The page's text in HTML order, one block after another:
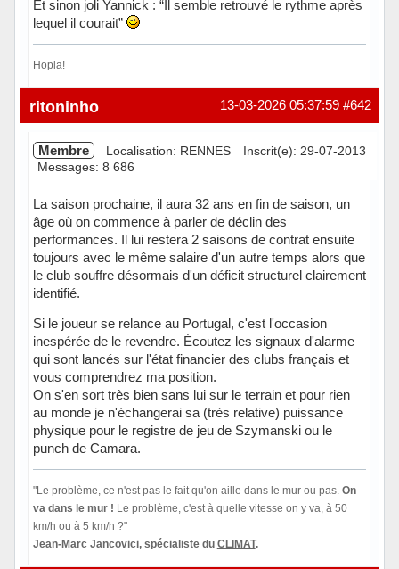
Et sinon joli Yannick : “Il semble retrouvé le rythme après
lequel il courait”
Hopla!
Hors ligne #642
13-03-2026 05:37:59
ritoninho
Membre Localisation: RENNES
Inscrit(e): 29-07-2013
Messages: 8 686
La saison prochaine, il aura 32 ans en fin de saison, un
âge où on commence à parler de déclin des
performances. Il lui restera 2 saisons de contrat ensuite
toujours avec le même salaire d'un autre temps alors que
le club souffre désormais d'un déficit structurel clairement
identifié.
Si le joueur se relance au Portugal, c'est l'occasion
inespérée de le revendre. Écoutez les signaux d'alarme
qui sont lancés sur l'état financier des clubs français et
vous comprendrez ma position.
On s'en sort très bien sans lui sur le terrain et pour rien
au monde je n'échangerai sa (très relative) puissance
physique pour le registre de jeu de Szymanski ou le
punch de Camara.
"Le problème, ce n'est pas le fait qu'on aille dans le mur ou pas. On
va dans le mur ! Le problème, c'est à quelle vitesse on y va, à 50
km/h ou à 5 km/h ?"
Jean-Marc Jancovici, spécialiste du CLIMAT.